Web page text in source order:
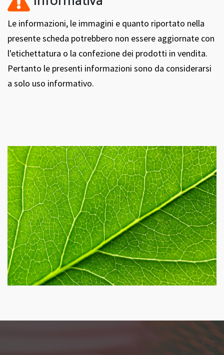
Le informazioni, le immagini e quanto riportato nella
presente scheda potrebbero non essere aggiornate con
l'etichettatura o la confezione dei prodotti in vendita.
Pertanto le presenti informazioni sono da considerarsi
a solo uso informativo.